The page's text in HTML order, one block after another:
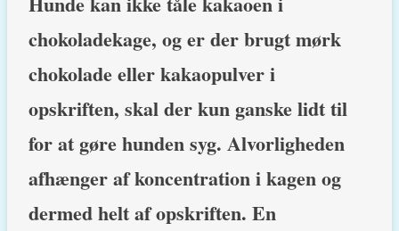
chokoladekage, og er der brugt mørk
chokolade eller kakaopulver i
opskriften, skal der kun ganske lidt til
for at gøre hunden syg. Alvorligheden
afhænger af koncentration i kagen og
dermed helt af opskriften. En